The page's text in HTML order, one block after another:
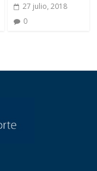
27 julio, 2018
0